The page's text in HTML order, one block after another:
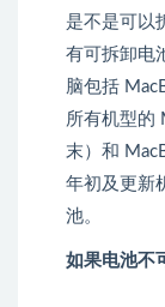
是不是可以
有可拆卸电
脑包括
所有机型的
末）和
年初及更新
池。
如果电池不